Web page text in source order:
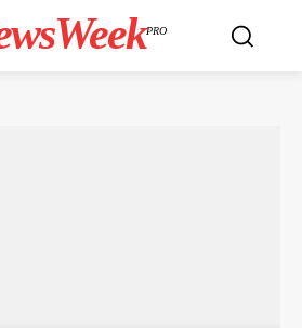
PRO